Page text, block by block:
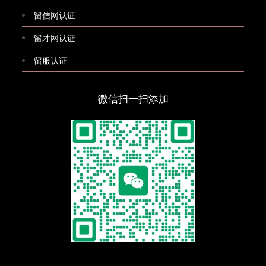
留信网认证
留才网认证
留服认证
微信扫一扫添加